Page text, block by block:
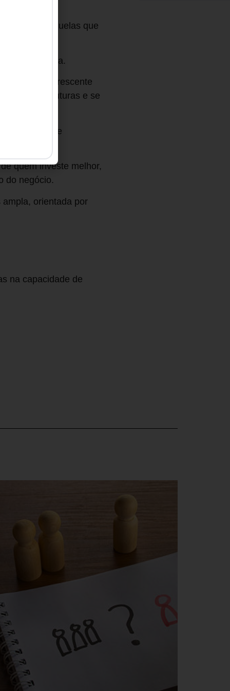
confiáveis.
daquelas que
sobrevivência.
o uso crescente
futuras e se
mudança de
quem investe melhor,
do negócio.
orientada por
na capacidade de